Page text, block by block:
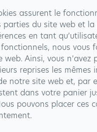
assurent le
parties du site web et
en tant
nous vous
web. Ainsi, vous n’avez
reprises les mêmes
notre site web et, par
dans votre panier
pouvons placer ces